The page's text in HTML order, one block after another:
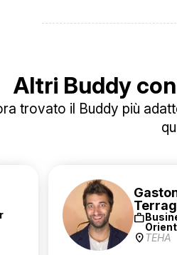
Altri Buddy
trovato il Buddy più
work
location_onTEHA